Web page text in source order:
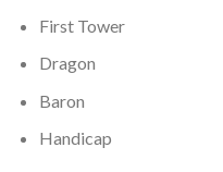
First Tower
Dragon
Baron
Handicap